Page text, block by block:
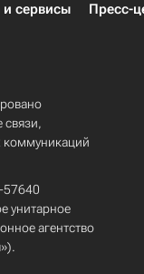
сервисы Пресс-
связи,
коммуникаций
57640
унитарное
агентство